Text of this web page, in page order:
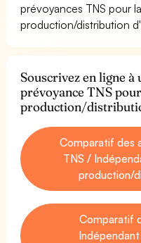
prévoyances TNS pour
production/distribution
Souscrivez en ligne à
prévoyance TNS
production/
Comparatif des
TNS /
production/
Comparatif